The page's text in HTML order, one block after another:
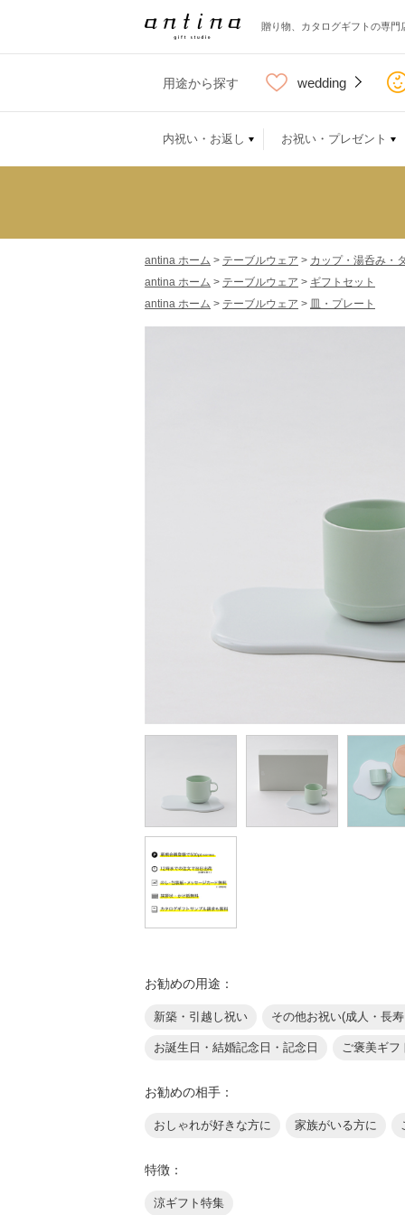
贈り物、カタログギフトの専門
用途から探す wedding
内祝い・お返し お祝い・プレゼント
antina ホーム > テーブルウェア > カップ・湯呑み・
antina ホーム > テーブルウェア > ギフトセット
antina ホーム > テーブルウェア > 皿・プレート
お勧めの用途：
新築・引越し祝い その他お祝い(成人・長
お誕生日・結婚記念日・記念日 ご褒美ギフ
お勧めの相手：
おしゃれが好きな方に 家族がいる方に
特徴：
涼ギフト特集